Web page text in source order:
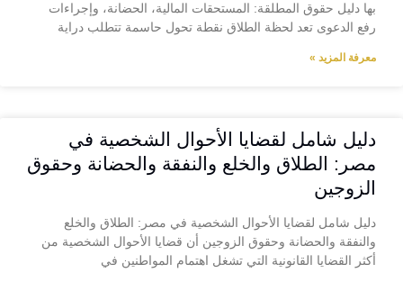
بها دليل حقوق المطلقة: المستحقات المالية، الحضانة، وإجراءات
رفع الدعوى تعد لحظة الطلاق نقطة تحول حاسمة تتطلب دراية
معرفة المزيد »
دليل شامل لقضايا الأحوال الشخصية في
مصر: الطلاق والخلع والنفقة والحضانة وحقوق
الزوجين
دليل شامل لقضايا الأحوال الشخصية في مصر: الطلاق والخلع
والنفقة والحضانة وحقوق الزوجين أن قضايا الأحوال الشخصية من
أكثر القضايا القانونية التي تشغل اهتمام المواطنين في